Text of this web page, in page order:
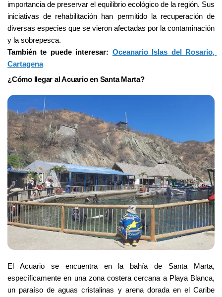
importancia de preservar el equilibrio ecológico de la región. Sus
iniciativas de rehabilitación han permitido la recuperación de
diversas especies que se vieron afectadas por la contaminación
y la sobrepesca.
También te puede interesar: Oceanario Islas del Rosario,
Cartagena
¿Cómo llegar al Acuario en Santa Marta?
El Acuario se encuentra en la bahía de Santa Marta,
específicamente en una zona costera cercana a Playa Blanca,
un paraíso de aguas cristalinas y arena dorada en el Caribe